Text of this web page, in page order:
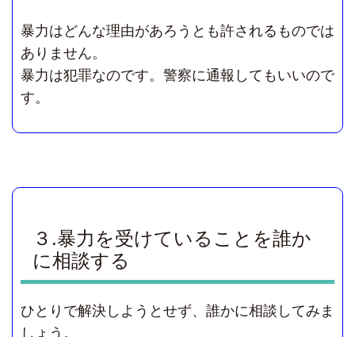
暴力はどんな理由があろうとも許されるものでは
ありません。
暴力は犯罪なのです。警察に通報してもいいので
す。
３.暴力を受けていることを誰か
に相談する
ひとりで解決しようとせず、誰かに相談してみま
しょう。